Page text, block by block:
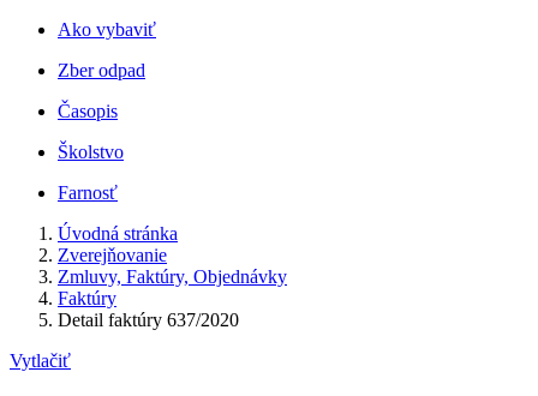
Ako vybaviť
Zber odpad
Časopis
Školstvo
Farnosť
Úvodná stránka
Zverejňovanie
Zmluvy, Faktúry, Objednávky
Faktúry
Detail faktúry 637/2020
Vytlačiť